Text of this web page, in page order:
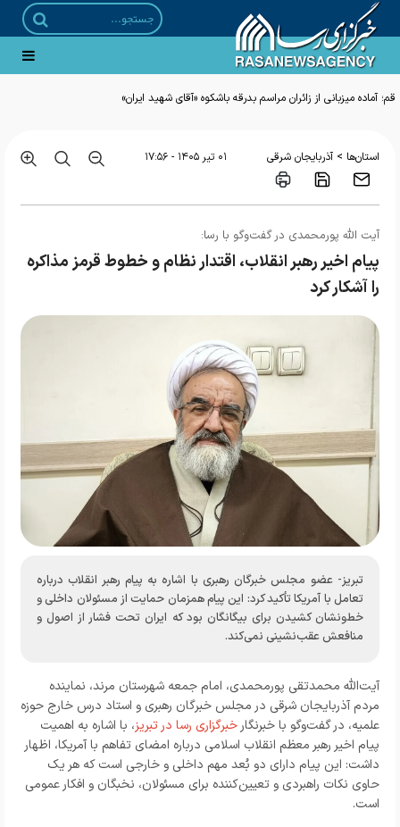
قم؛ آماده میزبانی از زائران مراسم بدرقه باشکوه «آقای شهید ایران»
استان‌ها > آذربایجان شرقی ۰۱ تير ۱۴۰۵ - ۱۷:۵۶
آیت الله پورمحمدی در گفت‌و‌گو با رسا:
پیام اخیر رهبر انقلاب، اقتدار نظام و خطوط قرمز مذاکره
را آشکار کرد
تبریز- عضو مجلس خبرگان رهبری با اشاره به پیام رهبر انقلاب درباره
تعامل با آمریکا تأکید کرد: این پیام همزمان حمایت از مسئولان داخلی و
خط‌ونشان کشیدن برای بیگانگان بود که ایران تحت فشار از اصول و
منافعش عقب‌نشینی نمی‌کند.
آیت‌الله محمدتقی پورمحمدی، امام جمعه شهرستان مرند، نماینده
مردم آذربایجان شرقی در مجلس خبرگان رهبری و استاد درس خارج حوزه
علمیه، در گفت‌وگو با خبرنگار خبرگزاری رسا در تبریز، با اشاره به اهمیت
پیام اخیر رهبر معظم انقلاب اسلامی درباره امضای تفاهم با آمریکا، اظهار
داشت: این پیام دارای دو بُعد مهم داخلی و خارجی است که هر یک
حاوی نکات راهبردی و تعیین‌کننده برای مسئولان، نخبگان و افکار عمومی
است.